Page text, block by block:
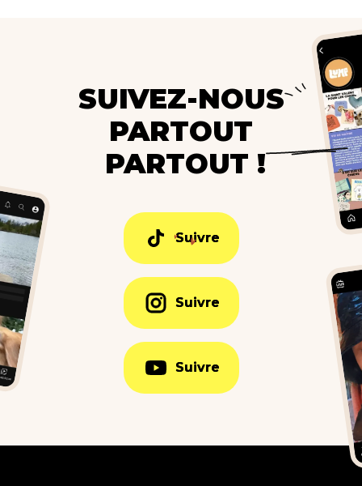
SUIVEZ-NOUS
PARTOUT
PARTOUT !
Suivre
Suivre
Suivre
Suivre
Suivre
Suivre